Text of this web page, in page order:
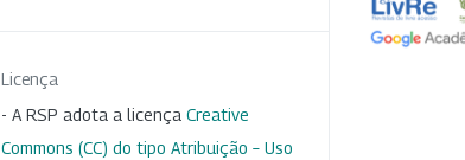
Licença
- A RSP adota a licença Creative
Commons (CC) do tipo Atribuição – Uso